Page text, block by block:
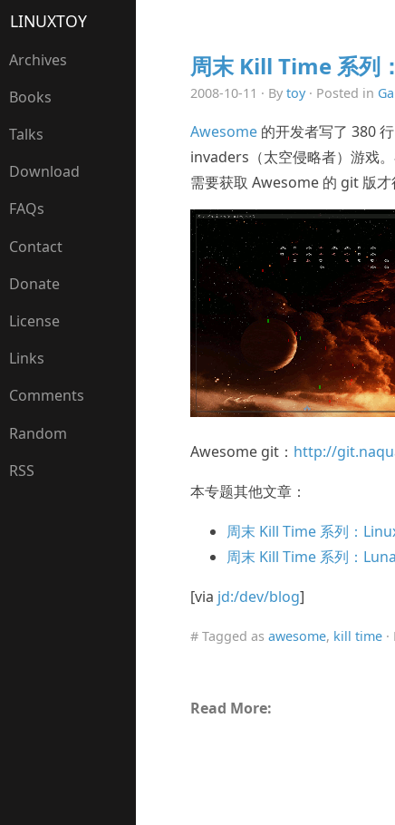
LINUXTOY
Archives
Books
Talks
Download
FAQs
Contact
Donate
License
Links
Comments
Random
RSS
周末 Kill Time 系列
2008-10-11 · By toy· Posted in
Awesome的开发者写了 380
invaders（太空侵略者）游戏
需要获取 Awesome 的 git 版才
Awesome git： http://
本专题其他文章：
周末 Kill Time 系列：
周末 Kill Time 系列：
[via jd:/dev/blog]
# Tagged as awesome, kill time·
Read More: